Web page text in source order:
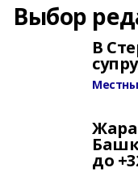
Выбор
В
Жара
до